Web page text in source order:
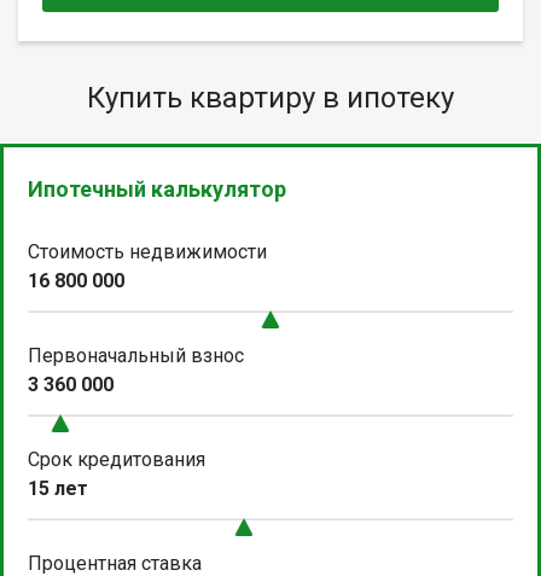
Купить квартиру в ипотеку
Ипотечный калькулятор
Стоимость недвижимости
16 800 000
Первоначальный взнос
3 360 000
Срок кредитования
15 лет
Процентная ставка